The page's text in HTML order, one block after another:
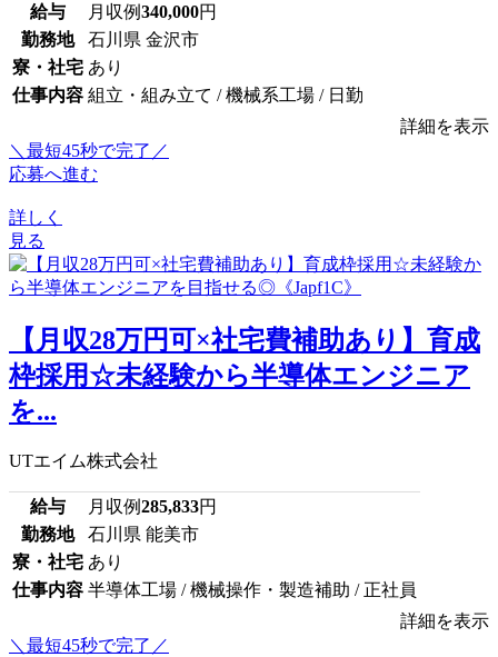
給与 月収例340,000円
勤務地
石川県 金沢市
寮・社宅 あり
仕事内容 組立・組み立て / 機械系工場 / 日勤
詳細を表示
＼最短45秒で完了／
応募へ進む
詳しく
見る
【月収28万円可×社宅費補助あり】育成
枠採用☆未経験から半導体エンジニア
を...
UTエイム株式会社
給与 月収例285,833円
勤務地
石川県 能美市
寮・社宅 あり
仕事内容 半導体工場 / 機械操作・製造補助 / 正社員
詳細を表示
＼最短45秒で完了／